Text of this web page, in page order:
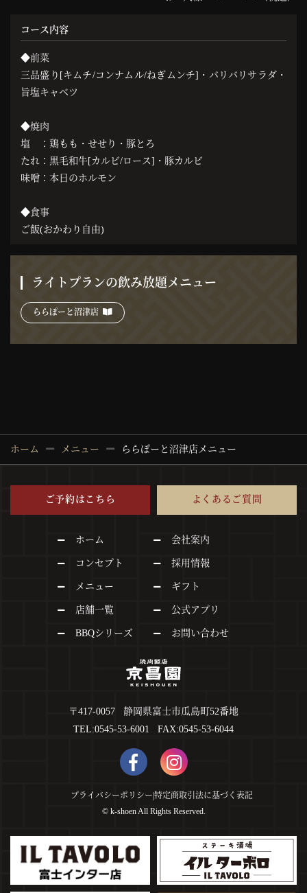
コース内容
◆前菜
三品盛り[キムチ/コンナムル/ねぎムンチ]・バリバリサラダ・
旨塩キャベツ
◆焼肉
塩 ：鶏もも・せせり・豚とろ
たれ：黒毛和牛[カルビ/ロース]・豚カルビ
味噌：本日のホルモン
◆食事
ご飯(おかわり自由)
ライトプランの飲み放題メニュー
ららぽーと沼津店
ホーム メニュー ららぽーと沼津店メニュー
〒417-0057 静岡県富士市瓜島町52番地
TEL:0545-53-6001 FAX:0545-53-6044
プライバシーポリシー 特定商取引法に基づく表記
©︎ k-shoen All Rights Reserved.
ホーム
コンセプト
メニュー
店舗一覧
BBQシリーズ
会社案内
採用情報
ギフト
公式アプリ
お問い合わせ
ご予約はこちら よくあるご質問